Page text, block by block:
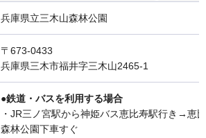
兵庫県立三木山森林公園
〒673-0433
兵庫県三木市福井字三木山2465-1
●鉄道・バスを利用する場合
・JR三ノ宮駅から神姫バス恵比寿駅行き→
森林公園下車すぐ